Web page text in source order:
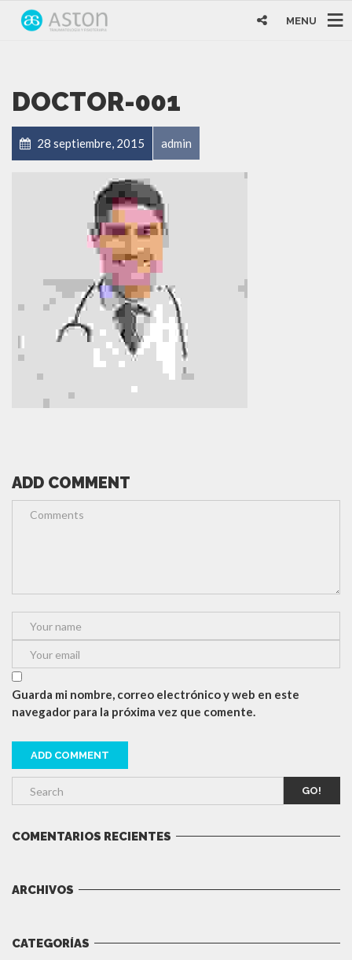
MENU
DOCTOR-001
28 septiembre, 2015 admin
ADD COMMENT
Guarda mi nombre, correo electrónico y web en este
navegador para la próxima vez que comente.
GO!
COMENTARIOS RECIENTES
ARCHIVOS
CATEGORÍAS